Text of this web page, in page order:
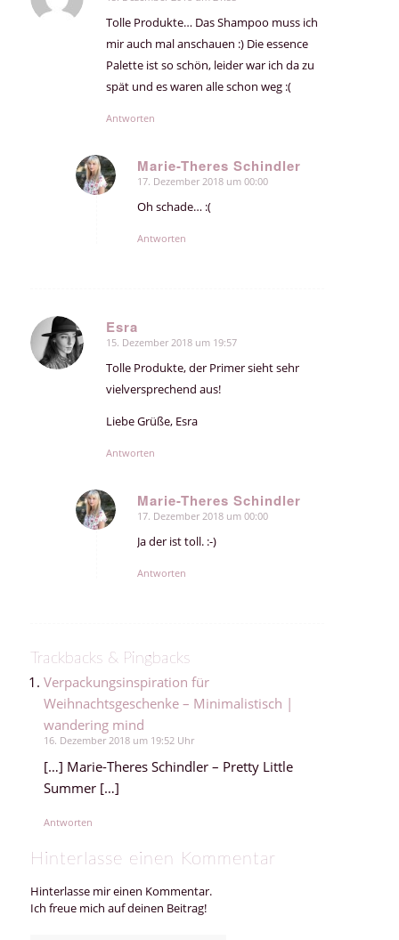
Tolle Produkte… Das Shampoo muss ich
mir auch mal anschauen :) Die essence
Palette ist so schön, leider war ich da zu
spät und es waren alle schon weg :(
Antworten
Marie-Theres Schindler
sagte:
17. Dezember 2018 um 00:00
Oh schade… :(
Antworten
Esra
sagte:
15. Dezember 2018 um 19:57
Tolle Produkte, der Primer sieht sehr
vielversprechend aus!
Liebe Grüße, Esra
Antworten
Marie-Theres Schindler
sagte:
17. Dezember 2018 um 00:00
Ja der ist toll. :-)
Antworten
Trackbacks & Pingbacks
Verpackungsinspiration für
Weihnachtsgeschenke – Minimalistisch |
wandering mind
16. Dezember 2018 um 19:52 Uhr
[…] Marie-Theres Schindler – Pretty Little
Summer […]
Antworten
Hinterlasse einen Kommentar
Hinterlasse mir einen Kommentar.
Ich freue mich auf deinen Beitrag!